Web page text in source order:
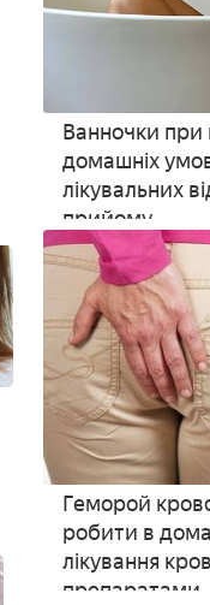
Ванночки при
домашніх
лікувальних
прийому
Геморой
робити в
лікування
препаратами